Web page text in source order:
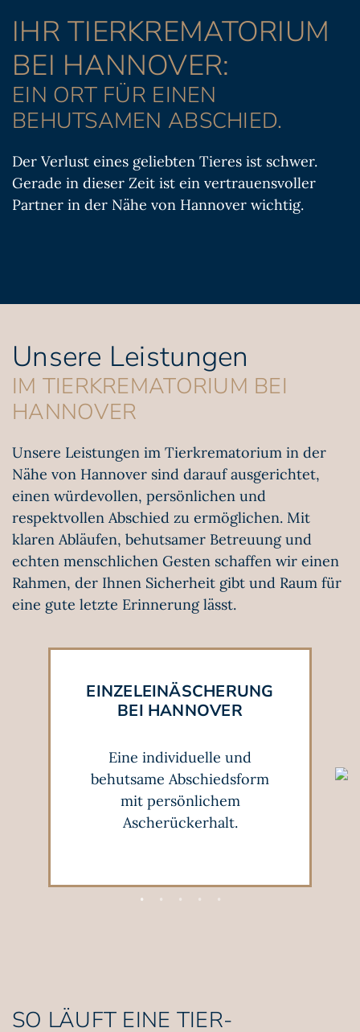
IHR TIERKREMATORIUM
BEI HANNOVER:
EIN ORT FÜR EINEN
BEHUTSAMEN ABSCHIED.
Der Verlust eines geliebten Tieres ist schwer.
Gerade in dieser Zeit ist ein vertrauensvoller
Partner in der Nähe von Hannover wichtig.
Unsere Leistungen
IM TIERKREMATORIUM BEI
HANNOVER
Unsere Leistungen im Tierkrematorium in der
Nähe von Hannover sind darauf ausgerichtet,
einen würdevollen, persönlichen und
respektvollen Abschied zu ermöglichen. Mit
klaren Abläufen, behutsamer Betreuung und
echten menschlichen Gesten schaffen wir einen
Rahmen, der Ihnen Sicherheit gibt und Raum für
eine gute letzte Erinnerung lässt.
EINZEL­EINÄSCHERUNG
BEI HANNOVER
Eine individuelle und
behutsame Abschiedsform
mit persönlichem
Ascherückerhalt.
SO LÄUFT EINE TIER­